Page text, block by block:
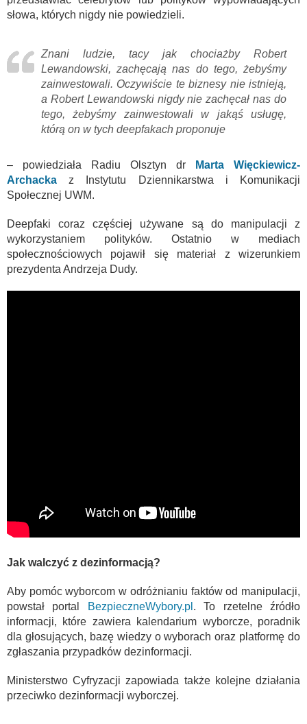
słowa, których nigdy nie powiedzieli.
Znani ludzie, tacy jak chociażby Robert
Lewandowski, zachęcają nas do tego, żebyśmy
zainwestowali. Oczywiście te biznesy nie istnieją,
a Robert Lewandowski nigdy nie zachęcał nas do
tego, żebyśmy zainwestowali w jakąś usługę,
którą on w tych deepfakach proponuje
– powiedziała Radiu Olsztyn dr
Marta Więckiewicz-
Archacka z Instytutu Dziennikarstwa i Komunikacji
Społecznej UWM.
Deepfaki coraz częściej używane są do manipulacji z
wykorzystaniem polityków. Ostatnio w mediach
społecznościowych pojawił się materiał z wizerunkiem
prezydenta Andrzeja Dudy.
Jak walczyć z dezinformacją?
Aby pomóc wyborcom w odróżnianiu faktów od manipulacji,
powstał portal
BezpieczneWybory.pl . To rzetelne źródło
informacji, które zawiera kalendarium wyborcze, poradnik
dla głosujących, bazę wiedzy o wyborach oraz platformę do
zgłaszania przypadków dezinformacji.
Ministerstwo Cyfryzacji zapowiada także kolejne działania
przeciwko dezinformacji wyborczej.